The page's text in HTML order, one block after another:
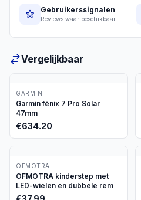
Gebruikerssignalen
Reviews waar beschikbaar
Vergelijkbaar
GARMIN
Garmin fēnix 7 Pro Solar
47mm
€634.20
OFMOTRA
OFMOTRA kinderstep met
LED-wielen en dubbele rem